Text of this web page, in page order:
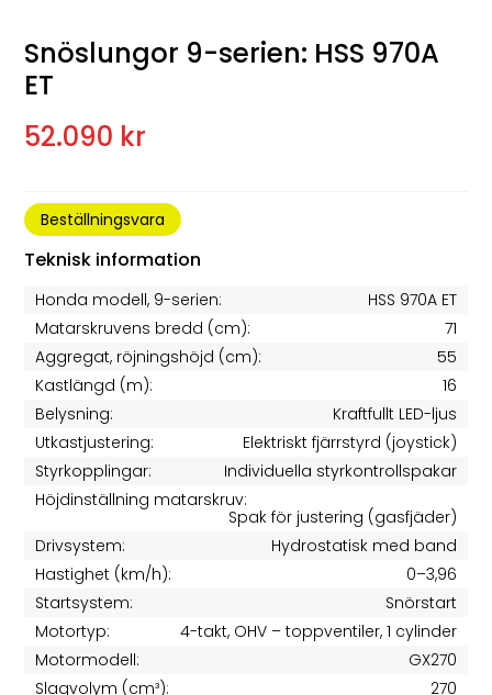
Snöslungor 9-serien: HSS 970A
ET
52.090 kr
Beställningsvara
Teknisk information
Honda modell, 9-serien:
HSS 970A ET
Matarskruvens bredd (cm):
71
Aggregat, röjningshöjd (cm):
55
Kastlängd (m):
16
Belysning:
Kraftfullt LED-ljus
Utkastjustering:
Elektriskt fjärrstyrd (joystick)
Styrkopplingar:
Individuella styrkontrollspakar
Höjdinställning matarskruv:
Spak för justering (gasfjäder)
Drivsystem:
Hydrostatisk med band
Hastighet (km/h):
0–3,96
Startsystem:
Snörstart
Motortyp:
4-takt, OHV – toppventiler, 1 cylinder
Motormodell:
GX270
Slagvolym (cm³):
270